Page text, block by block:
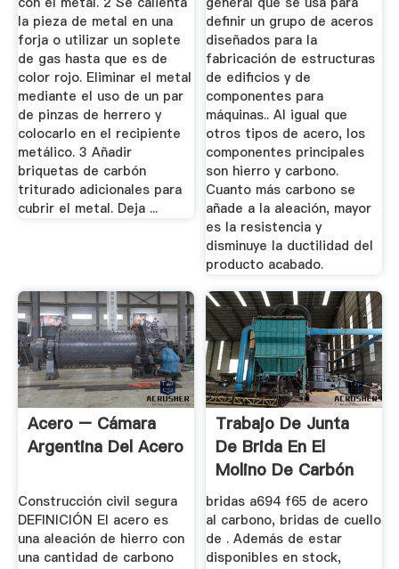
la pieza de metal en una
forja o utilizar un soplete
de gas hasta que es de
color rojo. Eliminar el metal
mediante el uso de un par
de pinzas de herrero y
colocarlo en el recipiente
metálico. 3 Añadir
briquetas de carbón
triturado adicionales para
cubrir el metal. Deja ...
definir un grupo de aceros
diseñados para la
fabricación de estructuras
de edificios y de
componentes para
máquinas.. Al igual que
otros tipos de acero, los
componentes principales
son hierro y carbono.
Cuanto más carbono se
añade a la aleación, mayor
es la resistencia y
disminuye la ductilidad del
producto acabado.
Acero – Cámara
Argentina Del Acero
Construcción civil segura
DEFINICIÓN El acero es
una aleación de hierro con
una cantidad de carbono
Trabajo De Junta
De Brida En El
Molino De Carbón
bridas a694 f65 de acero
al carbono, bridas de cuello
de . Además de estar
disponibles en stock,